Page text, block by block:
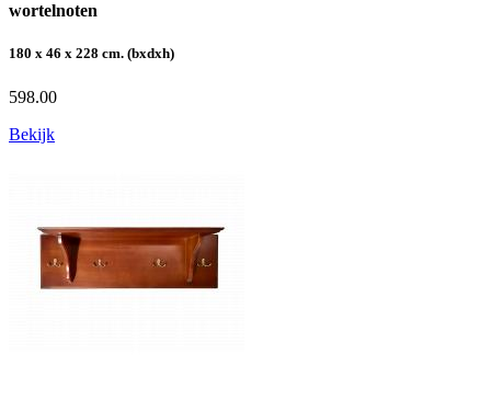
wortelnoten
180 x 46 x 228 cm. (bxdxh)
598.00
Bekijk